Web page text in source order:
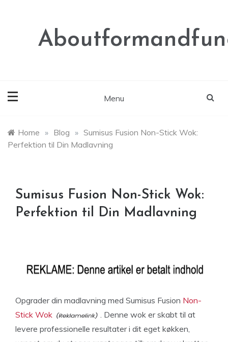
Menu
Home » Blog » Sumisus Fusion Non-Stick Wok:
Perfektion til Din Madlavning
Sumisus Fusion Non-Stick Wok:
Perfektion til Din Madlavning
Opgrader din madlavning med Sumisus Fusion Non-
Stick Wok
. Denne wok er skabt til at
levere professionelle resultater i dit eget køkken,